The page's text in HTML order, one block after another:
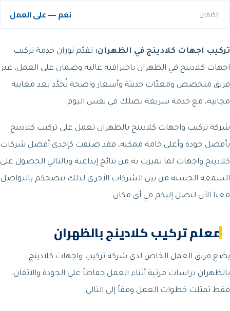
الضمان نعم — على العمل
تركيب اجهات كلادينج في الظهران: تقدّم نوران خدمة تركيب
اجهات كلادينج في الظهران باحترافية عالية وضمان على العمل، عبر
فريق متخصص ومعدّات حديثة وأسعار واضحة تُحدَّد بعد معاينة
مجانية، مع خدمة سريعة تصلك في نفس اليوم.
شركة تركيب واجهات كلادينج بالظهران تعمل على تركيب كلادينج
بأفضل جودة وأعلى خامة ممكنة، فقد صنفت كإحدى أفضل شركات
كلادينج واجهات لما تميزت به من نتائج إبداعية وبالتالي الحصول على
السمعة الحسنة من بين الشركات الأخرى لذلك ننصحكم بالتواصل
معنا الآن لنصل إليكم في أي مكان.
معلم تركيب كلادينج بالظهران
يضع فريق العمل الخاص لدى شركة تركيب واجهات كلادينج
بالظهران دراسات مرتبة أثناء العمل حفاظاً على الجودة والاتقان،
فقط تمثلت خطوات العمل وفقاً إلى التالي: